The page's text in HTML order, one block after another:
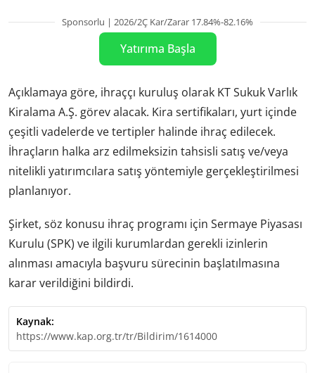
Sponsorlu | 2026/2Ç Kar/Zarar 17.84%-82.16%
Yatırıma Başla
Açıklamaya göre, ihraççı kuruluş olarak KT Sukuk Varlık
Kiralama A.Ş. görev alacak. Kira sertifikaları, yurt içinde
çeşitli vadelerde ve tertipler halinde ihraç edilecek.
İhraçların halka arz edilmeksizin tahsisli satış ve/veya
nitelikli yatırımcılara satış yöntemiyle gerçekleştirilmesi
planlanıyor.
Şirket, söz konusu ihraç programı için Sermaye Piyasası
Kurulu (SPK) ve ilgili kurumlardan gerekli izinlerin
alınması amacıyla başvuru sürecinin başlatılmasına
karar verildiğini bildirdi.
Kaynak:
https://www.kap.org.tr/tr/Bildirim/1614000